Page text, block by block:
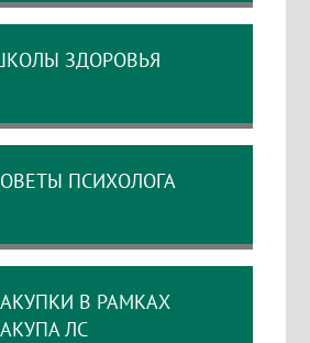
ЗДОРОВЬЯ
ПСИХОЛОГА
В РАМКАХ
ЛС